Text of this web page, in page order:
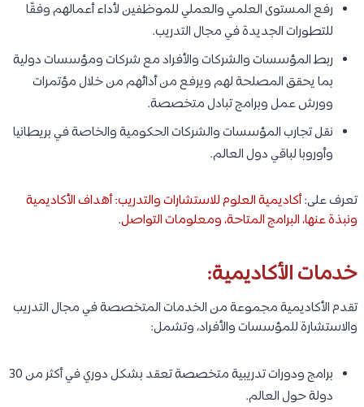
رفع المستوى العلمي والعملي للموظفين لأداء أعمالهم وفقًا
للتطورات الجديدة في مجال التدريب.
ربط المؤسسات والشركات والأفراد مع شركات ومؤسسات دولية
بما يحقق المصلحة لهم ويرفع من أدائهم من خلال مؤتمرات
وورش عمل وبرامج تبادل متخصصة.
نقل تجارب المؤسسات والشركات الحكومية والخاصة في بريطانيا
وأوروبا لباقي دول العالم.
تعرف على:أكاديمية العلوم للاستشارات والتدريب: أهداف الأكاديمية
ونبذة عنها، البرامج المتاحة، ومعلومات التواصل.
خدمات الأكاديمية:
تقدم الأكاديمية مجموعة من الخدمات المتخصصة في مجال التدريب
والاستشارة للمؤسسات والأفراد، وتشمل:
برامج ودورات تدريبية متخصصة تعقد بشكل دوري في أكثر من 30
دولة حول العالم.